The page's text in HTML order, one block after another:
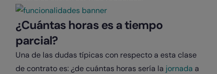
¿Cuántas horas es a tiempo
parcial?
Una de las dudas típicas con respecto a esta clase
de contrato es: ¿de cuántas horas sería la jornada a